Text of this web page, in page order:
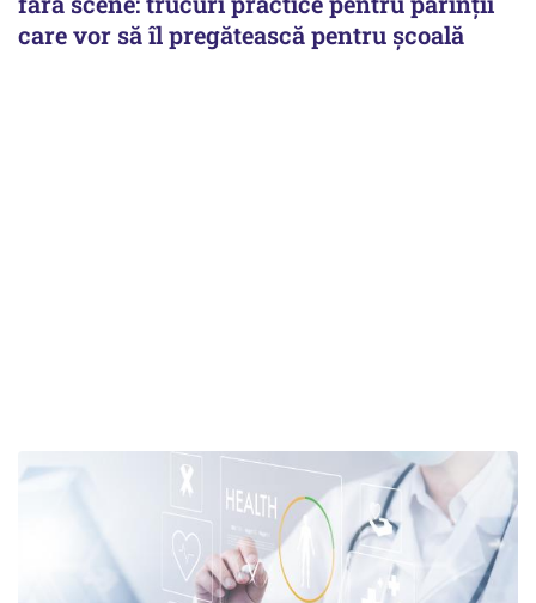
care vor să îl pregătească pentru școală